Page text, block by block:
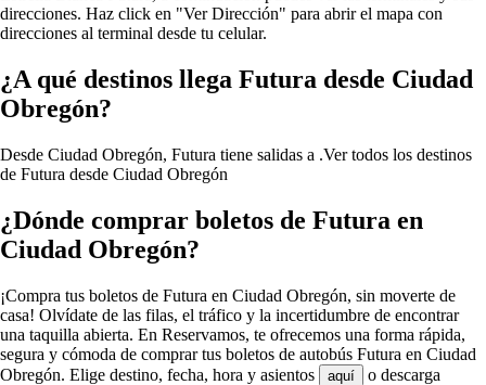
direcciones. Haz click en "Ver Dirección" para abrir el mapa con
direcciones al terminal desde tu celular.
¿A qué destinos llega Futura desde Ciudad
Obregón?
Desde Ciudad Obregón, Futura tiene salidas a .Ver todos los destinos
de Futura desde Ciudad Obregón
¿Dónde comprar boletos de Futura en
Ciudad Obregón?
¡Compra tus boletos de Futura en Ciudad Obregón, sin moverte de
casa! Olvídate de las filas, el tráfico y la incertidumbre de encontrar
una taquilla abierta. En Reservamos, te ofrecemos una forma rápida,
segura y cómoda de comprar tus boletos de autobús Futura en Ciudad
Obregón. Elige destino, fecha, hora y asientos
aquí
o descarga